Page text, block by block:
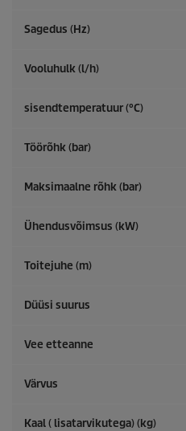
Sagedus (Hz)
Vooluhulk (l/h)
sisendtemperatuur (°C)
Töörõhk (bar)
Maksimaalne rõhk (bar)
Ühendusvõimsus (kW)
Toitejuhe (m)
Düüsi suurus
Vee etteanne
Värvus
Kaal ( lisatarvikutega) (kg)